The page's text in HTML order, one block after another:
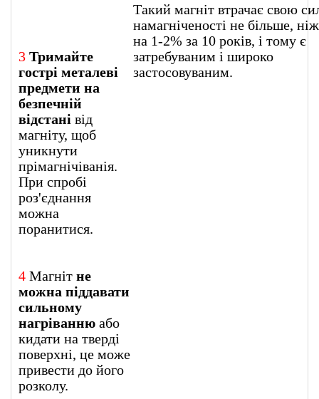
3 Тримайте
гострі металеві
предмети на
безпечній
відстані від
магніту, щоб
уникнути
прімагнічіванія.
При спробі
роз'єднання
можна
поранитися.
4 Магніт не
можна піддавати
сильному
нагріванню або
кидати на тверді
поверхні, це може
привести до його
розколу.
Такий магніт втрачає свою
намагніченості не більше, ніж
на 1-2% за 10 років, і тому є
затребуваним і широко
застосовуваним.